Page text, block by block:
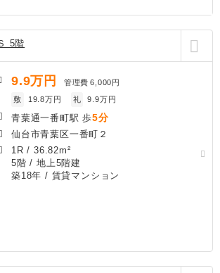
5階
9.9万円 管理費 6,000円
敷
19.8万円 礼 9.9万円
青葉通一番町駅 歩5分
仙台市青葉区一番町２
1R /36.82m²
5階 / 地上5階建
築18年 / 賃貸マンション